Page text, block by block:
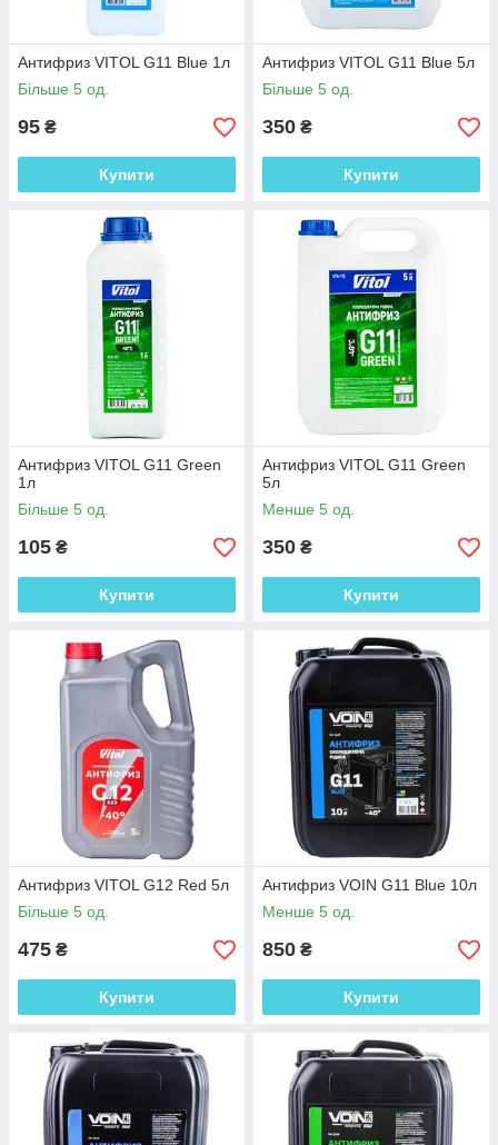
Антифриз VITOL G11 Blue 1л
Більше 5 од.
95 ₴
Купити
Антифриз VITOL G11 Blue 5л
Більше 5 од.
350 ₴
Купити
Антифриз VITOL G11 Green
1л
Більше 5 од.
105 ₴
Купити
Антифриз VITOL G11 Green
5л
Менше 5 од.
350 ₴
Купити
Антифриз VITOL G12 Red 5л
Більше 5 од.
475 ₴
Купити
Антифриз VOIN G11 Blue 10л
Менше 5 од.
850 ₴
Купити